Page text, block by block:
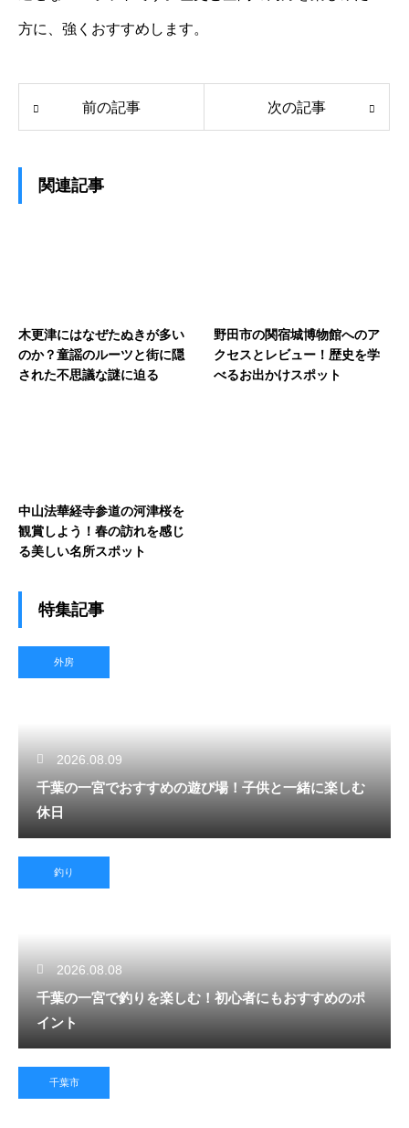
方に、強くおすすめします。
前の記事 次の記事
関連記事
木更津にはなぜたぬきが多い
のか？童謡のルーツと街に隠
された不思議な謎に迫る
野田市の関宿城博物館へのア
クセスとレビュー！歴史を学
べるお出かけスポット
中山法華経寺参道の河津桜を
観賞しよう！春の訪れを感じ
る美しい名所スポット
特集記事
外房
2026.08.09
千葉の一宮でおすすめの遊び場！子供と一緒に楽しむ
休日
釣り
2026.08.08
千葉の一宮で釣りを楽しむ！初心者にもおすすめのポ
イント
千葉市